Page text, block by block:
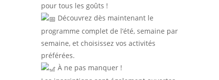
pour tous les goûts !
Découvrez dès maintenant le
programme complet de l’été, semaine par
semaine, et choisissez vos activités
préférées.
À ne pas manquer !